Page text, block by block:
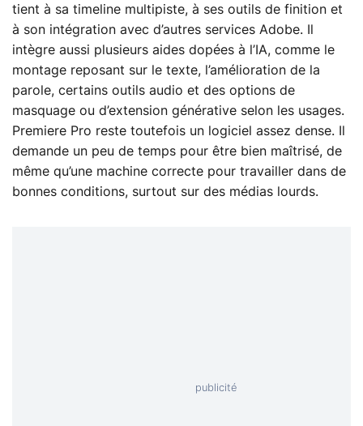
tient à sa timeline multipiste, à ses outils de finition et
à son intégration avec d’autres services Adobe. Il
intègre aussi plusieurs aides dopées à l’IA, comme le
montage reposant sur le texte, l’amélioration de la
parole, certains outils audio et des options de
masquage ou d’extension générative selon les usages.
Premiere Pro reste toutefois un logiciel assez dense. Il
demande un peu de temps pour être bien maîtrisé, de
même qu’une machine correcte pour travailler dans de
bonnes conditions, surtout sur des médias lourds.